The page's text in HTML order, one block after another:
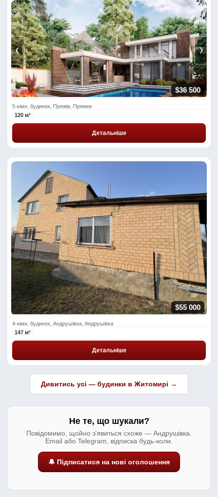
$36 500
5-кімн. будинок, Пряжів, Пряжев
120 м²
Детальніше
$55 000
4-кімн. будинок, Андрушівка, Андрушівка
147 м²
Детальніше
Дивитись усі — будинки в Житомирі →
Не те, що шукали?
Повідомимо, щойно з'явиться схоже — Андрушівка.
Email або Telegram, відписка будь-коли.
🔔 Підписатися на нові оголошення